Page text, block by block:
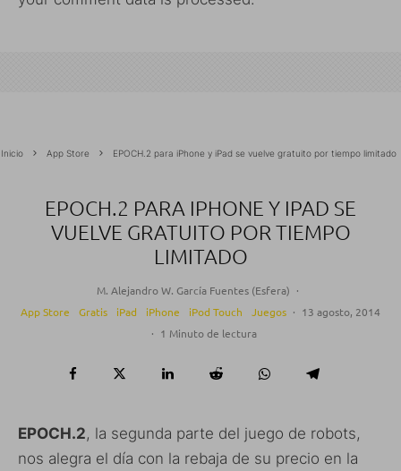
Inicio App Store EPOCH.2 para iPhone y iPad se vuelve gratuito por tiempo limitado
EPOCH.2 PARA IPHONE Y IPAD SE
VUELVE GRATUITO POR TIEMPO
LIMITADO
M. Alejandro W. García Fuentes (Esfera) ·
App Store
Gratis iPad iPhone iPod Touch Juegos · 13 agosto, 2014
· 1 Minuto de lectura
EPOCH.2, la segunda parte del juego de robots,
nos alegra el día con la rebaja de su precio en la